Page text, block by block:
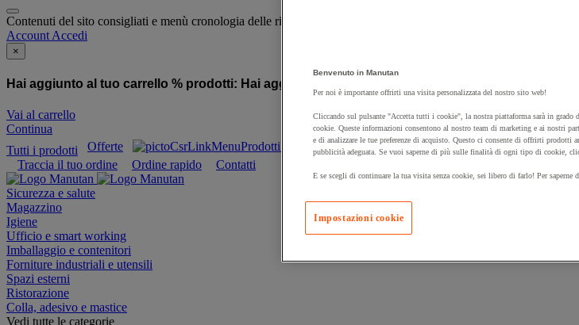
Contenuti del sito consigliati e menù cronologia delle ricerche
Account Accedi
×
Hai aggiunto al tuo carrello % prodotti: Hai aggiunto al tuo carrello un prodotto:
Vai al carrello
Continua
Tutti i prodotti
Offerte Prodotti sostenibili Manutan
Traccia il tuo ordine
Ordine rapido Contatti
Sicurezza e salute
Magazzino
Igiene
Ufficio e smart working
Imballaggio e contenitori
Forniture industriali e utensili
Spazi esterni
Ristorazione
Colla, adesivo e mastice
Vedi tutte le categorie
Benvenuto in Manutan
Per noi è importante offrirti una visita personalizzata del nostro sito web!
Cliccando sul pulsante "Accetta tutti i cookie", la nostra piattaforma sarà in grado
cookie. Queste informazioni consentono al nostro team di marketing e ai nostri
e di analizzare le tue preferenze di acquisto. Questo ci consente di offrirti prodotti
pubblicità adeguata. Se vuoi saperne di più sulle finalità di ogni tipo di cookie,
E se scegli di continuare la tua visita senza cookie, sei libero di farlo! Per saperne
Impostazioni cookie